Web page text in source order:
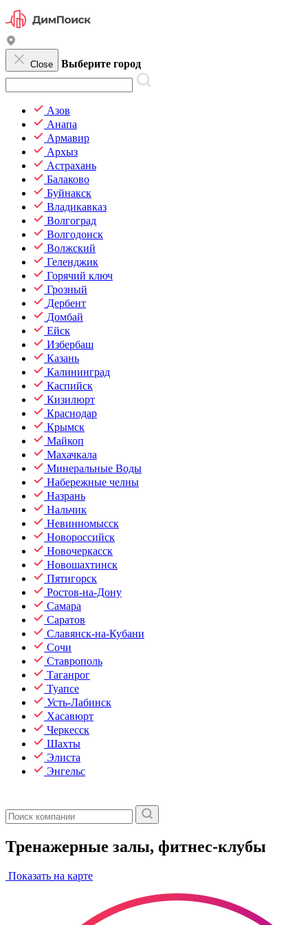
Close Выберите город
Азов
Анапа
Армавир
Архыз
Астрахань
Балаково
Буйнакск
Владикавказ
Волгоград
Волгодонск
Волжский
Геленджик
Горячий ключ
Грозный
Дербент
Домбай
Ейск
Избербаш
Казань
Калининград
Каспийск
Кизилюрт
Краснодар
Крымск
Майкоп
Махачкала
Минеральные Воды
Набережные челны
Назрань
Нальчик
Невинномысск
Новороссийск
Новочеркасск
Новошахтинск
Пятигорск
Ростов-на-Дону
Самара
Саратов
Славянск-на-Кубани
Сочи
Ставрополь
Таганрог
Туапсе
Усть-Лабинск
Хасавюрт
Черкесск
Шахты
Элиста
Энгельс
Тренажерные залы, фитнес-клубы
Показать на карте